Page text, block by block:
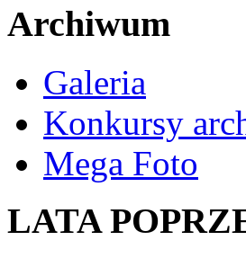
Archiwum
Galeria
Konkursy
Mega Foto
LATA